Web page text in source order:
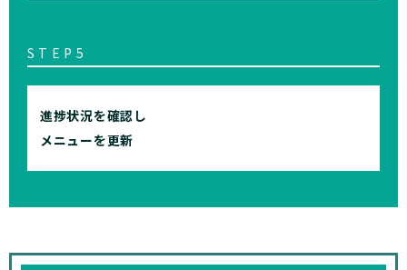
STEP5
進捗状況を確認し
メニューを更新